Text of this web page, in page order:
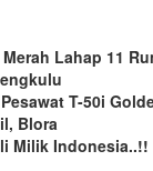
Lahap 11
T-50i
Blora
Milik Indonesia..!!